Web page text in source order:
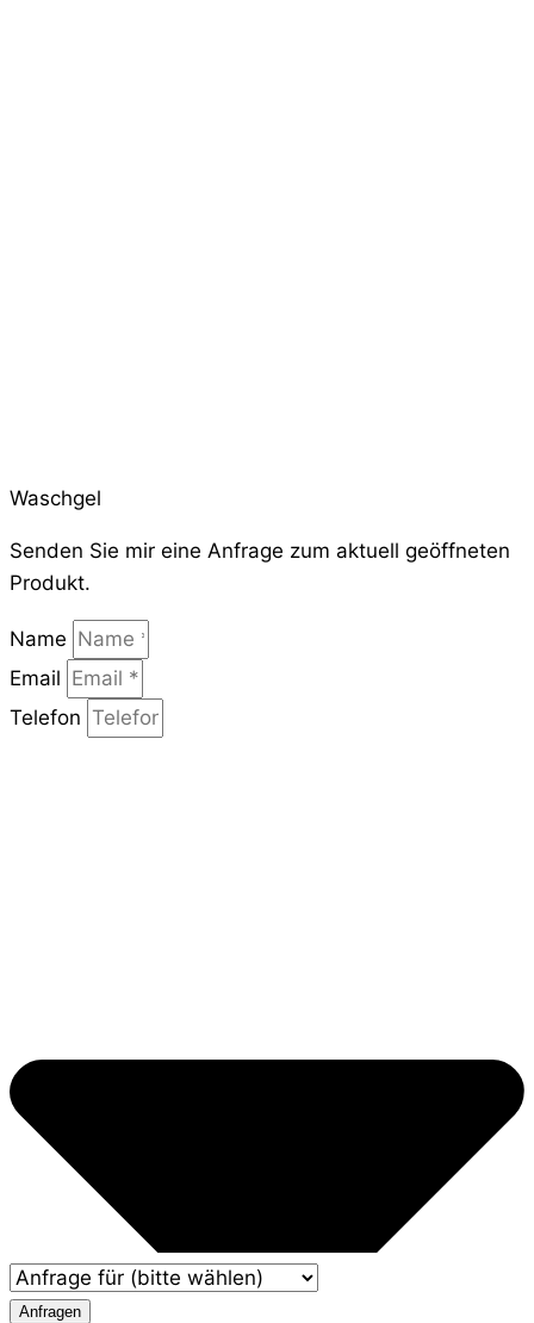
Waschgel
Senden Sie mir eine Anfrage zum aktuell geöffneten
Produkt.
Name
Email
Telefon
Anfragen